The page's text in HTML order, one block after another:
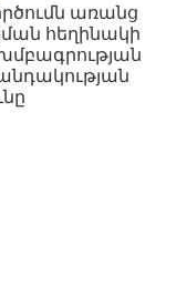
առանց
հեղինակի